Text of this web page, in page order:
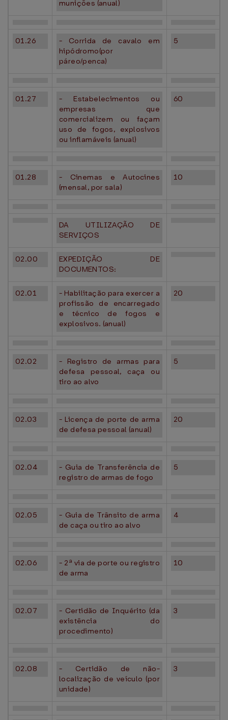
munições (anual)
01.26
- Corrida de cavalo em
hipódromo(por
páreo/penca)
5
01.27
- Estabelecimentos ou
empresas que
comercializem ou façam
uso de fogos, explosivos
ou inflamáveis (anual)
60
01.28
- Cinemas e Autocines
(mensal, por sala)
10
DA UTILIZAÇÃO DE
SERVIÇOS
02.00
EXPEDIÇÃO DE
DOCUMENTOS:
02.01
- Habilitação para exercer a
profissão de encarregado
e técnico de fogos e
explosivos. (anual)
20
02.02
- Registro de armas para
defesa pessoal, caça ou
tiro ao alvo
5
02.03
- Licença de porte de arma
de defesa pessoal (anual)
20
02.04
- Guia de Transferência de
registro de armas de fogo
5
02.05
- Guia de Trânsito de arma
de caça ou tiro ao alvo
4
02.06
- 2ª via de porte ou registro
de arma
10
02.07
- Certidão de Inquérito (da
existência do
procedimento)
3
02.08
- Certidão de não-
localização de veículo (por
unidade)
3